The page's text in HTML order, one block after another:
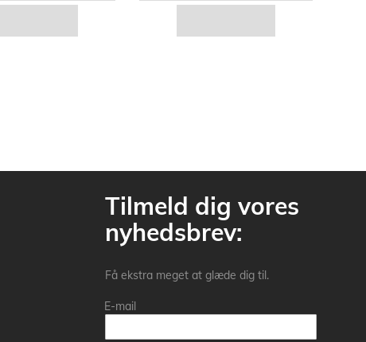
Tilmeld dig vores
nyhedsbrev:
Få ekstra meget at glæde dig til.
E-mail